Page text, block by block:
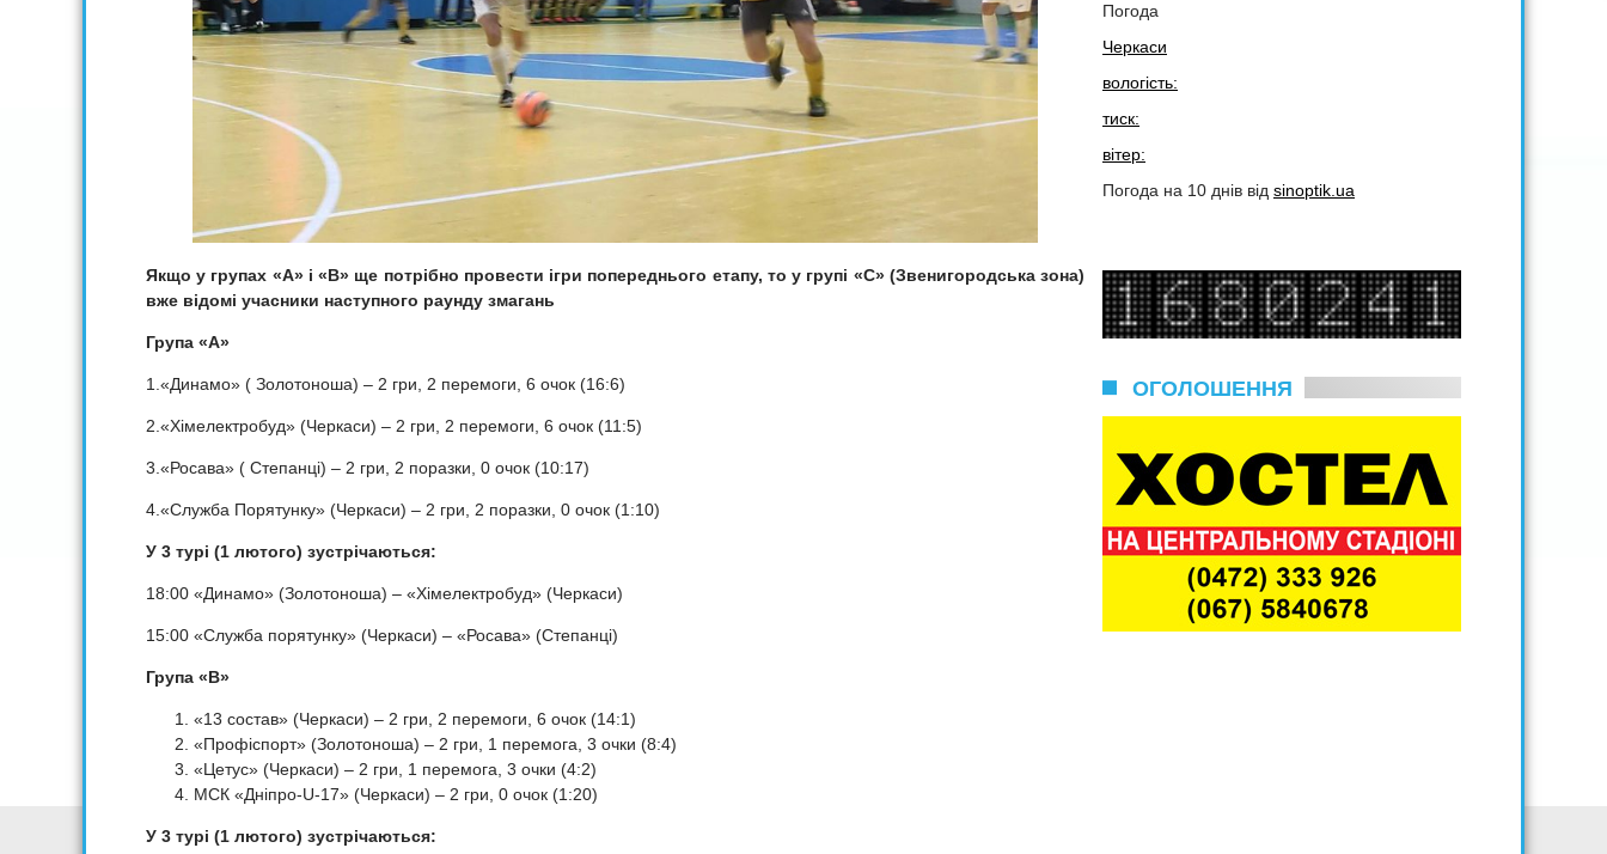
Якщо у групах «А» і «В» ще потрібно провести ігри попереднього етапу, то у групі «С» (Звенигородська зона)
вже відомі учасники наступного раунду змагань
Група «А»
1.«Динамо» ( Золотоноша) – 2 гри, 2 перемоги, 6 очок (16:6)
2.«Хімелектробуд» (Черкаси) – 2 гри, 2 перемоги, 6 очок (11:5)
3.«Росава» ( Степанці) – 2 гри, 2 поразки, 0 очок (10:17)
4.«Служба Порятунку» (Черкаси) – 2 гри, 2 поразки, 0 очок (1:10)
У 3 турі (1 лютого) зустрічаються:
18:00 «Динамо» (Золотоноша) – «Хімелектробуд» (Черкаси)
15:00 «Служба порятунку» (Черкаси) – «Росава» (Степанці)
Група «В»
«13 состав» (Черкаси) – 2 гри, 2 перемоги, 6 очок (14:1)
«Профіспорт» (Золотоноша) – 2 гри, 1 перемога, 3 очки (8:4)
«Цетус» (Черкаси) – 2 гри, 1 перемога, 3 очки (4:2)
МСК «Дніпро-U-17» (Черкаси) – 2 гри, 0 очок (1:20)
У 3 турі (1 лютого) зустрічаються:
Погода
Черкаси
вологість:
тиск:
вітер:
Погода на 10 днів від sinoptik.ua
ОГОЛОШЕННЯ